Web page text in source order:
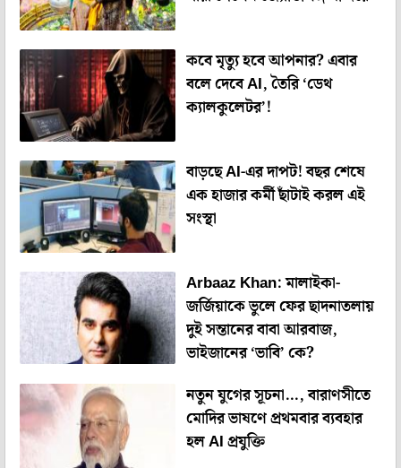
কবে মৃত্যু হবে আপনার? এবার
বলে দেবে AI, তৈরি ‘ডেথ
ক্যালকুলেটর’!
বাড়ছে AI-এর দাপট! বছর শেষে
এক হাজার কর্মী ছাঁটাই করল এই
সংস্থা
Arbaaz Khan: মালাইকা-
জর্জিয়াকে ভুলে ফের ছাদনাতলায়
দুই সন্তানের বাবা আরবাজ,
ভাইজানের ‘ভাবি’ কে?
নতুন যুগের সূচনা…, বারাণসীতে
মোদির ভাষণে প্রথমবার ব্যবহার
হল AI প্রযুক্তি